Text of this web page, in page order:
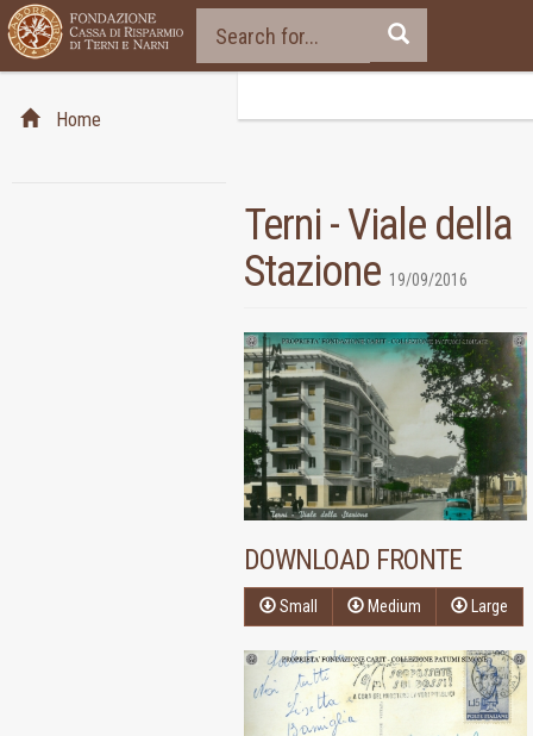
Home
Terni - Viale della
Stazione 19/09/2016
DOWNLOAD FRONTE
Small Medium Large